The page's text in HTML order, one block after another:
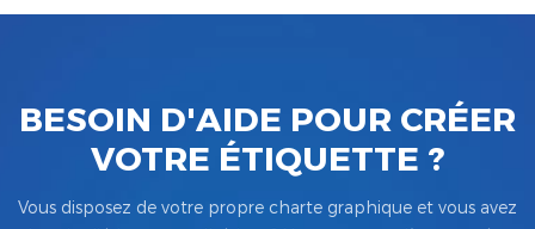
BESOIN D'AIDE POUR CRÉER
VOTRE ÉTIQUETTE ?
Vous disposez de votre propre charte graphique et vous avez